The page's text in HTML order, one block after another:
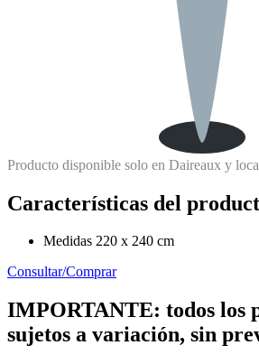
Producto disponible solo en Daireaux y
Características del
Medidas 220 x 240 cm
Consultar/Comprar
IMPORTANTE: todos los
sujetos a variación, sin